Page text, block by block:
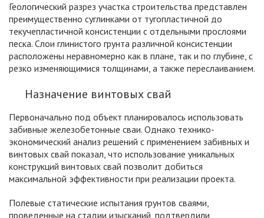
Геологический разрез участка строительства представлен
преимущественно суглинками от тугопластичной до
текучепластичной консистенции с отдельными прослоями
песка. Слои глинистого грунта различной консистенции
расположены неравномерно как в плане, так и по глубине, с
резко изменяющимися толщинами, а также переслаиванием.
Назначение винтовых свай
Первоначально под объект планировалось использовать
забивные железобетонные сваи. Однако технико-
экономический анализ решений с применением забивных и
винтовых свай показал, что использование уникальных
конструкций винтовых свай позволит добиться
максимальной эффективности при реализации проекта.
Полевые статические испытания грунтов сваями,
проведенные на стадии изысканий, подтвердили